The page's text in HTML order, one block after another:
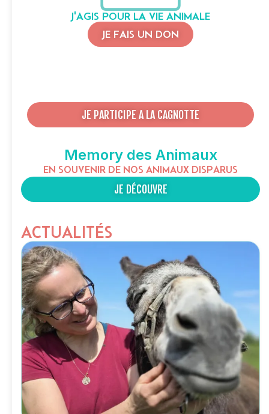
J'AGIS POUR LA VIE ANIMALE
JE FAIS UN DON
JE PARTICIPE A LA CAGNOTTE
Memory des Animaux
EN SOUVENIR DE NOS ANIMAUX DISPARUS
JE DÉCOUVRE
ACTUALITÉS